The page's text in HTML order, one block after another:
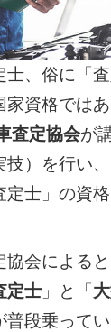
士、俗に「
資格ではあ
査定協会が
技）を行い
定士」の資
協会による
定士」と「
普段乗って